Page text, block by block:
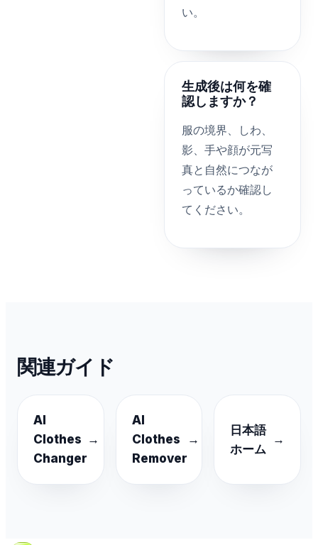
い。
生成後は何を確
認しますか？
服の境界、しわ、
影、手や顔が元写
真と自然につなが
っているか確認し
てください。
関連ガイド
AI
Clothes
Changer
→
AI
Clothes
Remover
→
日本語
ホーム
→